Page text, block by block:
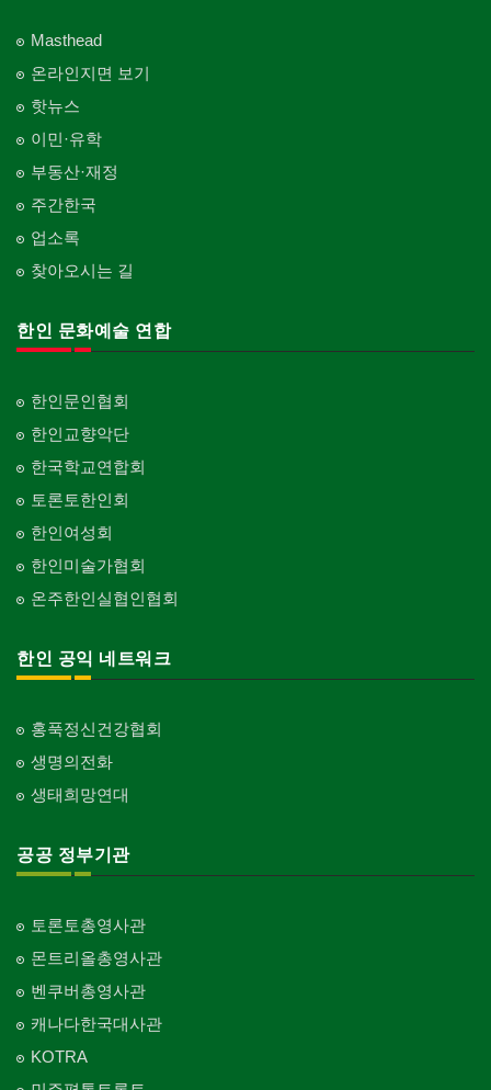
Masthead
온라인지면 보기
핫뉴스
이민·유학
부동산·재정
주간한국
업소록
찾아오시는 길
한인 문화예술 연합
한인문인협회
한인교향악단
한국학교연합회
토론토한인회
한인여성회
한인미술가협회
온주한인실협인협회
한인 공익 네트워크
홍푹정신건강협회
생명의전화
생태희망연대
공공 정부기관
토론토총영사관
몬트리올총영사관
벤쿠버총영사관
캐나다한국대사관
KOTRA